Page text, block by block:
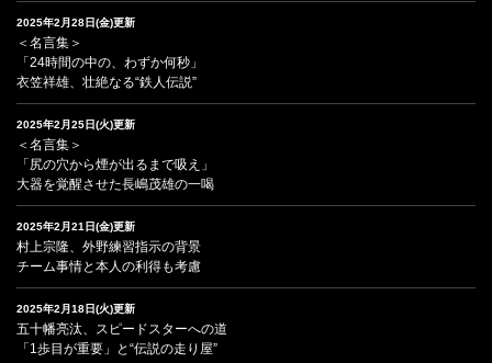
2025年2月28日(金)更新
＜名言集＞
「24時間の中の、わずか何秒」
衣笠祥雄、壮絶なる“鉄人伝説”
2025年2月25日(火)更新
＜名言集＞
「尻の穴から煙が出るまで吸え」
大器を覚醒させた長嶋茂雄の一喝
2025年2月21日(金)更新
村上宗隆、外野練習指示の背景
チーム事情と本人の利得も考慮
2025年2月18日(火)更新
五十幡亮汰、スピードスターへの道
「1歩目が重要」と“伝説の走り屋”